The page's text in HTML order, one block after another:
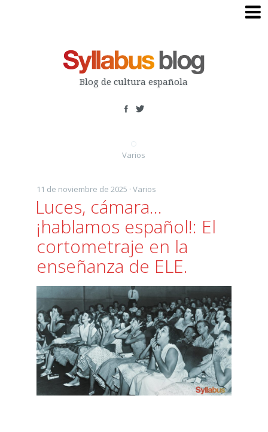
Blog de cultura española
Varios
11 de noviembre de 2025 · Varios
Luces, cámara…
¡hablamos español!: El
cortometraje en la
enseñanza de ELE.